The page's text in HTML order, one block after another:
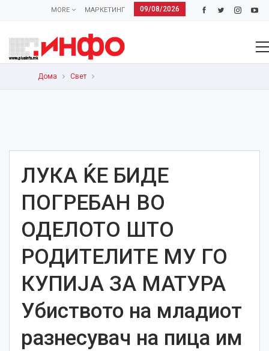
09/08/2026
МАРКЕТИНГ
MORE
Дома Свет
ЛУКА ЌЕ БИДЕ
ПОГРЕБАН ВО
ОДЕЛОТО ШТО
РОДИТЕЛИТЕ МУ ГО
КУПИЈА ЗА МАТУРА
Убиството на младиот
разнесувач на пица им